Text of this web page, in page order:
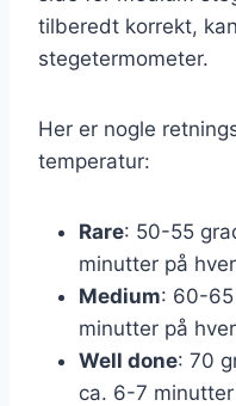
tilberedt korrekt,
stegetermometer.
Her er nogle
temperatur:
Rare: 50-55
minutter på
Medium: 60-
minutter på
Well done: 70
ca. 6-7